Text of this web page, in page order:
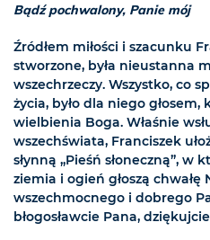
Bądź pochwalony, Panie mój
Źródłem miłości i szacunku
stworzone, była nieustanna
wszechrzeczy. Wszystko, co
życia, było dla niego głosem,
wielbienia Boga. Właśnie
wszechświata, Franciszek
słynną „Pieśń słoneczną”, w
ziemia i ogień głoszą chwałę
wszechmocnego i dobrego
błogosławcie Pana,